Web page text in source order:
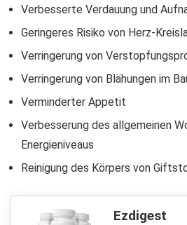
Verbesserte Verdauung und
Geringeres Risiko von Herz-
Verringerung von
Verringerung von Blähungen im
Verminderter Appetit
Verbesserung des allgemeinen
Energieniveaus
Reinigung des Körpers von
Ezdigest